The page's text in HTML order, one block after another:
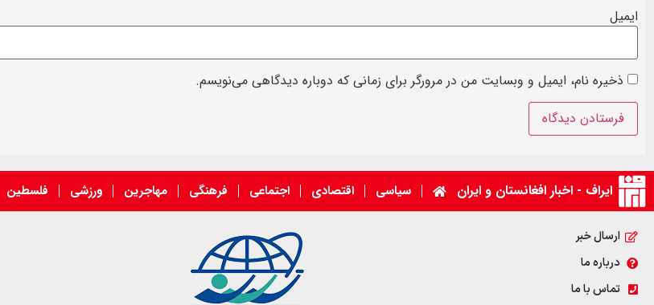
ایمیل
ذخیره نام، ایمیل و وبسایت من در مرورگر برای زمانی که دوباره دیدگاهی می‌نویسم.
ایراف - اخبار افغانستان و ایران سیاسی اقتصادی اجتماعی فرهنگی مهاجرین ورزشی فلسطین
ارسال خبر
درباره ما
تماس با ما